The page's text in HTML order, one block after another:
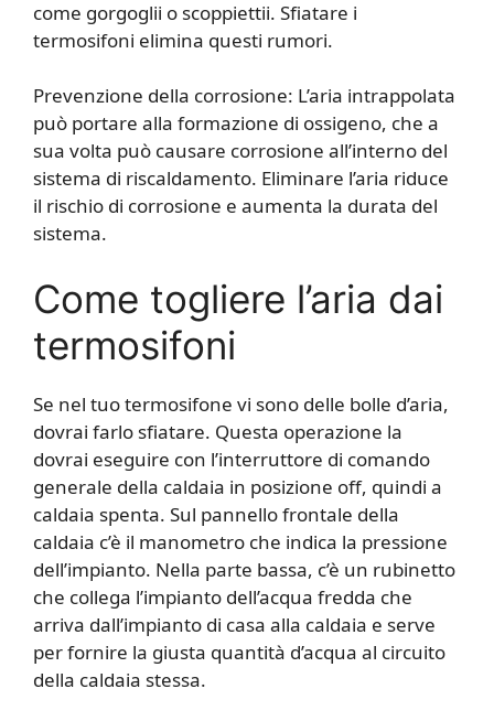
come gorgoglii o scoppiettii. Sfiatare i
termosifoni elimina questi rumori.
Prevenzione della corrosione: L’aria intrappolata
può portare alla formazione di ossigeno, che a
sua volta può causare corrosione all’interno del
sistema di riscaldamento. Eliminare l’aria riduce
il rischio di corrosione e aumenta la durata del
sistema.
Come togliere l’aria dai
termosifoni
Se nel tuo termosifone vi sono delle bolle d’aria,
dovrai farlo sfiatare. Questa operazione la
dovrai eseguire con l’interruttore di comando
generale della caldaia in posizione off, quindi a
caldaia spenta. Sul pannello frontale della
caldaia c’è il manometro che indica la pressione
dell’impianto. Nella parte bassa, c’è un rubinetto
che collega l’impianto dell’acqua fredda che
arriva dall’impianto di casa alla caldaia e serve
per fornire la giusta quantità d’acqua al circuito
della caldaia stessa.